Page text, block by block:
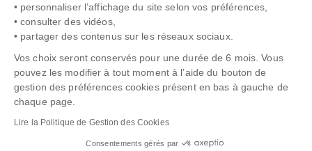
• personnaliser l’affichage du site selon vos préférences,
• consulter des vidéos,
• partager des contenus sur les réseaux sociaux.
Vos choix seront conservés pour une durée de 6 mois. Vous
pouvez les modifier à tout moment à l’aide du bouton de
gestion des préférences cookies présent en bas à gauche de
chaque page.
Lire la Politique de Gestion des Cookies
Consentements gérés par
POLITIQUE COOKIES CRÉDITS